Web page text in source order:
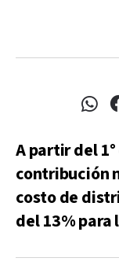
A partir del
contribución
costo de
del 13% para